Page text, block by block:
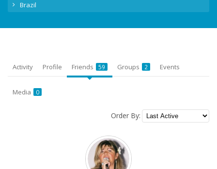
Brazil
Activity Profile Friends 59 Groups 2 Events
Media 0
Order By: